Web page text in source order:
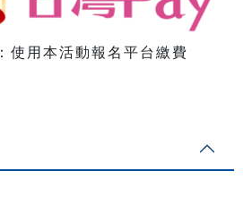
：使用本活動報名平台繳費